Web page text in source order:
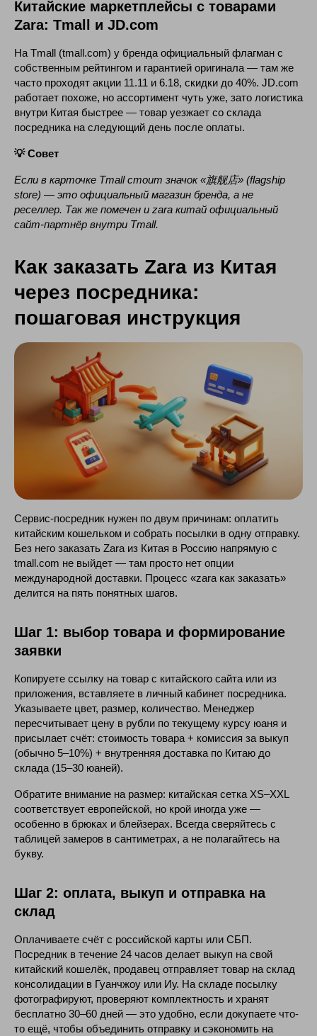
Китайские маркетплейсы с товарами
Zara: Tmall и JD.com
На Tmall (tmall.com) у бренда официальный флагман с
собственным рейтингом и гарантией оригинала — там же
часто проходят акции 11.11 и 6.18, скидки до 40%. JD.com
работает похоже, но ассортимент чуть уже, зато логистика
внутри Китая быстрее — товар уезжает со склада
посредника на следующий день после оплаты.
💡 Совет
Если в карточке Tmall стоит значок «旗舰店» (flagship
store) — это официальный магазин бренда, а не
реселлер. Так же помечен и zara китай официальный
сайт-партнёр внутри Tmall.
Как заказать Zara из Китая
через посредника:
пошаговая инструкция
Сервис-посредник нужен по двум причинам: оплатить
китайским кошельком и собрать посылки в одну отправку.
Без него заказать Zara из Китая в Россию напрямую с
tmall.com не выйдет — там просто нет опции
международной доставки. Процесс «zara как заказать»
делится на пять понятных шагов.
Шаг 1: выбор товара и формирование
заявки
Копируете ссылку на товар с китайского сайта или из
приложения, вставляете в личный кабинет посредника.
Указываете цвет, размер, количество. Менеджер
пересчитывает цену в рубли по текущему курсу юаня и
присылает счёт: стоимость товара + комиссия за выкуп
(обычно 5–10%) + внутренняя доставка по Китаю до
склада (15–30 юаней).
Обратите внимание на размер: китайская сетка XS–XXL
соответствует европейской, но крой иногда уже —
особенно в брюках и блейзерах. Всегда сверяйтесь с
таблицей замеров в сантиметрах, а не полагайтесь на
букву.
Шаг 2: оплата, выкуп и отправка на
склад
Оплачиваете счёт с российской карты или СБП.
Посредник в течение 24 часов делает выкуп на свой
китайский кошелёк, продавец отправляет товар на склад
консолидации в Гуанчжоу или Иу. На складе посылку
фотографируют, проверяют комплектность и хранят
бесплатно 30–60 дней — это удобно, если докупаете что-
то ещё, чтобы объединить отправку и сэкономить на